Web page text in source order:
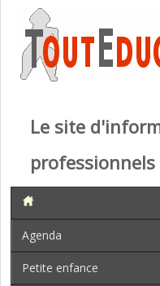
Le site
Agenda
Petite enfance